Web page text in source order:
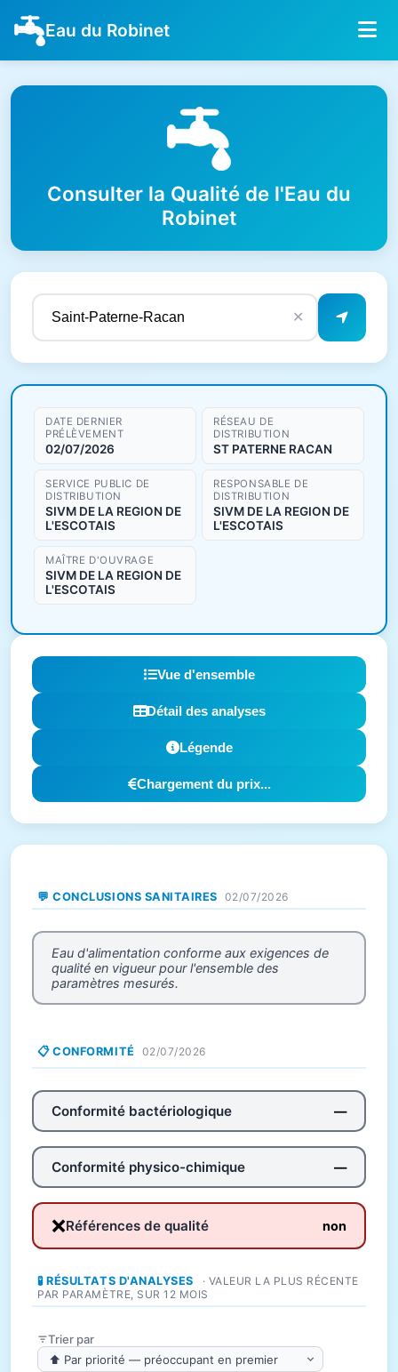
Eau du Robinet
Consulter la Qualité de l'Eau du
Robinet
✕
Résultats de qualité de l'eau
DATE DERNIER
PRÉLÈVEMENT
02/07/2026
RÉSEAU DE
DISTRIBUTION
ST PATERNE RACAN
SERVICE PUBLIC DE
DISTRIBUTION
SIVM DE LA REGION DE
L'ESCOTAIS
RESPONSABLE DE
DISTRIBUTION
SIVM DE LA REGION DE
L'ESCOTAIS
MAÎTRE D'OUVRAGE
SIVM DE LA REGION DE
L'ESCOTAIS
Vue d'ensemble
Détail des analyses
Légende
Chargement du prix...
💬 CONCLUSIONS SANITAIRES 02/07/2026
Eau d'alimentation conforme aux exigences de
qualité en vigueur pour l'ensemble des
paramètres mesurés.
📋 CONFORMITÉ 02/07/2026
Conformité bactériologique —
Conformité physico-chimique —
❌Références de qualité non
🧪 RÉSULTATS D'ANALYSES
· VALEUR LA PLUS RÉCENTE
PAR PARAMÈTRE, SUR 12 MOIS
Trier par